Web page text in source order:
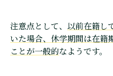
注意点として、 以前在籍し
いた場合、休学期間は在籍
ことが一般的なようです。